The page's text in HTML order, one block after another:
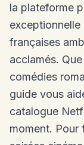
la plateforme
françaises
acclamés.
comédies
guide vous
catalogue
moment. Pour